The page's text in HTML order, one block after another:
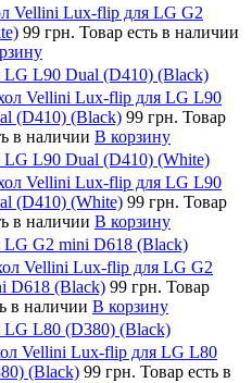
Vellini Lux-flip для LG G2
99 грн. Товар есть в наличии
L90 Dual (D410) (Black)
Vellini Lux-flip для LG L90
(D410) (Black) 99 грн. Товар
в наличии В корзину
L90 Dual (D410) (White)
Vellini Lux-flip для LG L90
(D410) (White) 99 грн. Товар
в наличии В корзину
G2 mini D618 (Black)
Vellini Lux-flip для LG G2
D618 (Black) 99 грн. Товар
в наличии В корзину
L80 (D380) (Black)
Vellini Lux-flip для LG L80
(Black) 99 грн. Товар есть в